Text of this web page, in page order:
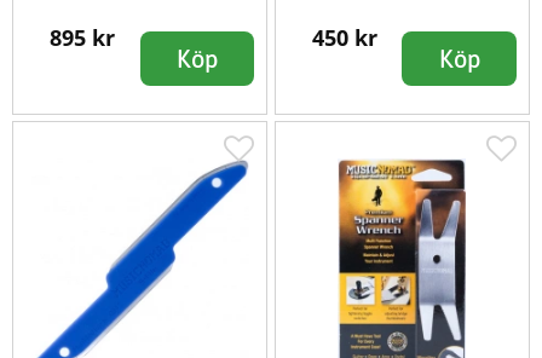
895 kr
Köp
450 kr
Köp